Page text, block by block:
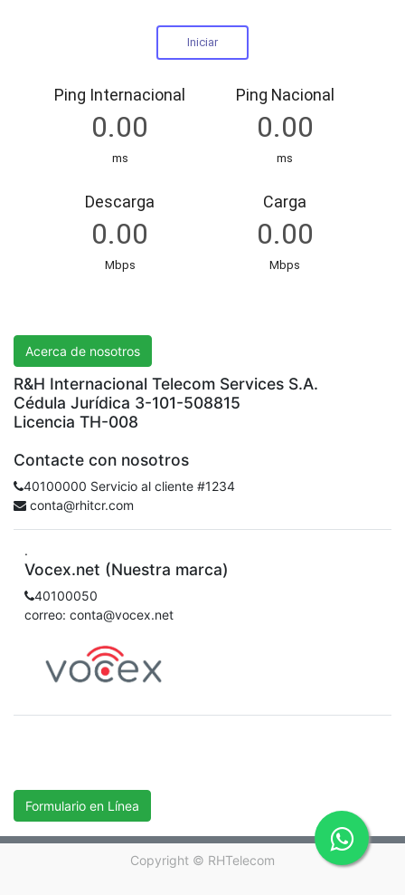
Acerca de nosotros
R&H Internacional Telecom Services S.A.
Cédula Jurídica 3-101-508815
Licencia TH-008
Contacte con nosotros
40100000 Servicio al cliente #1234
conta@rhitcr.com
.
Vocex.net (Nuestra marca)
40100050
correo: conta@vocex.net
Formulario en Línea
Copyright © RHTelecom